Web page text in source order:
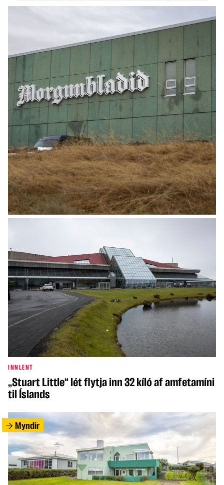
MINNING
Ófeigur Sigurpáll Hólmar Jóhannesson er
látinn
INNLENT
„Stuart Little“ lét flytja inn 32 kíló af amfetamíni
til Íslands
Myndir